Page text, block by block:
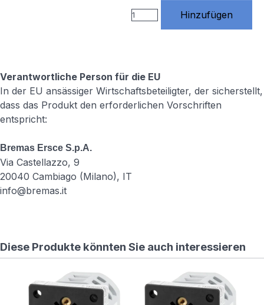
löschen!)
RewriteCond
%
{REQUEST_FILENAME}
%
{REQUEST_FILENAME}
!-d
RewriteRule .
/index.php [L]
Hinzufügen
Verantwortliche Person für die EU
In der EU ansässiger Wirtschaftsbeteiligter, der sicherstellt,
dass das Produkt den erforderlichen Vorschriften
entspricht:
Bremas Ersce S.p.A.
Via Castellazzo, 9
20040 Cambiago (Milano), IT
info@bremas.it
Diese Produkte könnten Sie auch interessieren